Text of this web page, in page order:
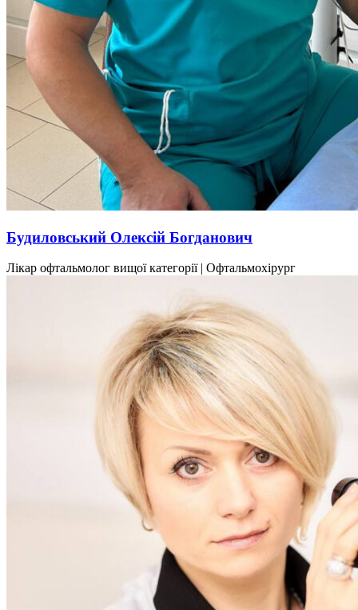
Будиловський Олексій Богданович
Лікар офтальмолог вищої категорії | Офтальмохірург